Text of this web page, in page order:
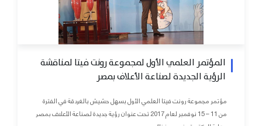
المؤتمر العلمي الأول لمجموعة رونت فيتا لمناقشة
الرؤية الجديدة لصناعة الأعلاف بمصر
مؤتمر مجموعة رونت فيتا العلمي الأول بسهل حشيش بالغردقة في الفترة
من 11 – 15 نوفمبر لعام 2017 تحت عنوان رؤية جديدة لصناعة الأعلاف بمصر